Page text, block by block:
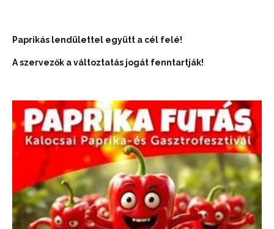
Paprikás lendülettel együtt a cél felé!
A szervezők a változtatás jogát fenntartják!